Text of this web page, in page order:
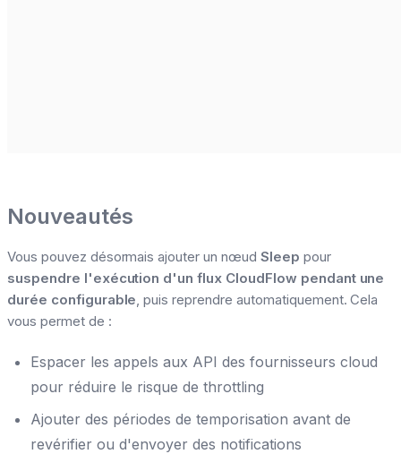
Nouveautés
Vous pouvez désormais ajouter un nœud Sleep pour
suspendre l'exécution d'un flux CloudFlow pendant une
durée configurable, puis reprendre automatiquement. Cela
vous permet de :
Espacer les appels aux API des fournisseurs cloud
pour réduire le risque de throttling
Ajouter des périodes de temporisation avant de
revérifier ou d'envoyer des notifications